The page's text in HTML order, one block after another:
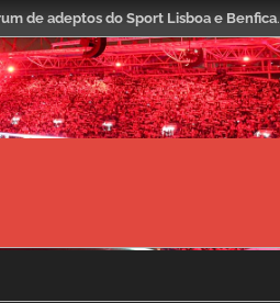
de adeptos do Sport Lisboa e Benfica.